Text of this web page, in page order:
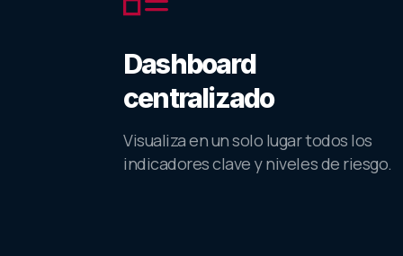
Dashboard
centralizado
Visualiza en un solo lugar todos los
indicadores clave y niveles de riesgo.